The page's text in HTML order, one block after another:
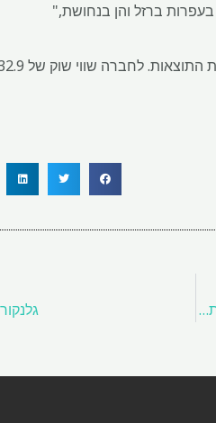
ברזל והן בנחושת,"
סמנכ"ל הכספים של אורוביס רואה הרמה מחומצה גופרתית, דרישה בתעשייה AI בתוך פעימות רווחים